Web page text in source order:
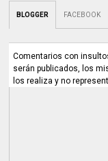
BLOGGER FACEBOOK
Comentarios con
serán publicados, los
los realiza y no